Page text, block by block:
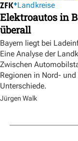
Landkreise
Elektroautos in
überall
Bayern liegt bei
Eine Analyse der
Zwischen
Regionen in Nord-
Unterschiede.
Jürgen Walk